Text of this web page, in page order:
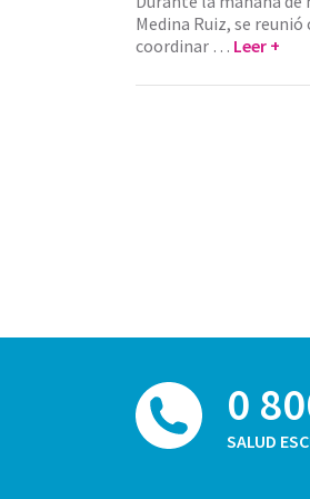
Medina Ruiz, se
coordinar … Leer +
0
SALUD